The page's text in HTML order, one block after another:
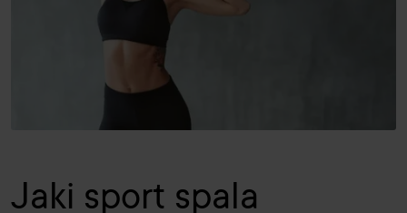
Jaki sport spala